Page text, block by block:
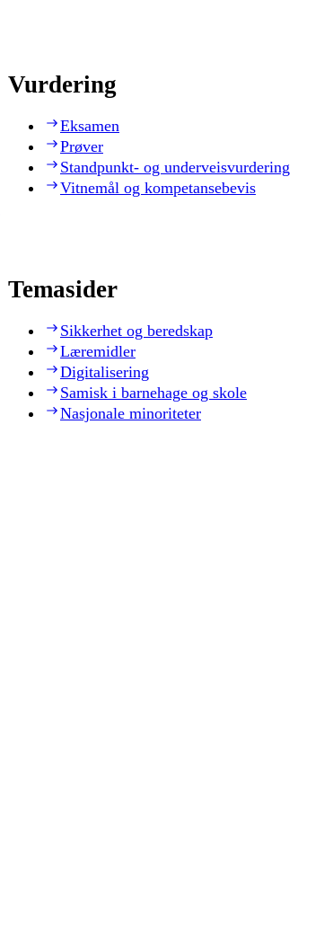
Vurdering
Eksamen
Prøver
Standpunkt- og underveisvurdering
Vitnemål og kompetansebevis
Temasider
Sikkerhet og beredskap
Læremidler
Digitalisering
Samisk i barnehage og skole
Nasjonale minoriteter